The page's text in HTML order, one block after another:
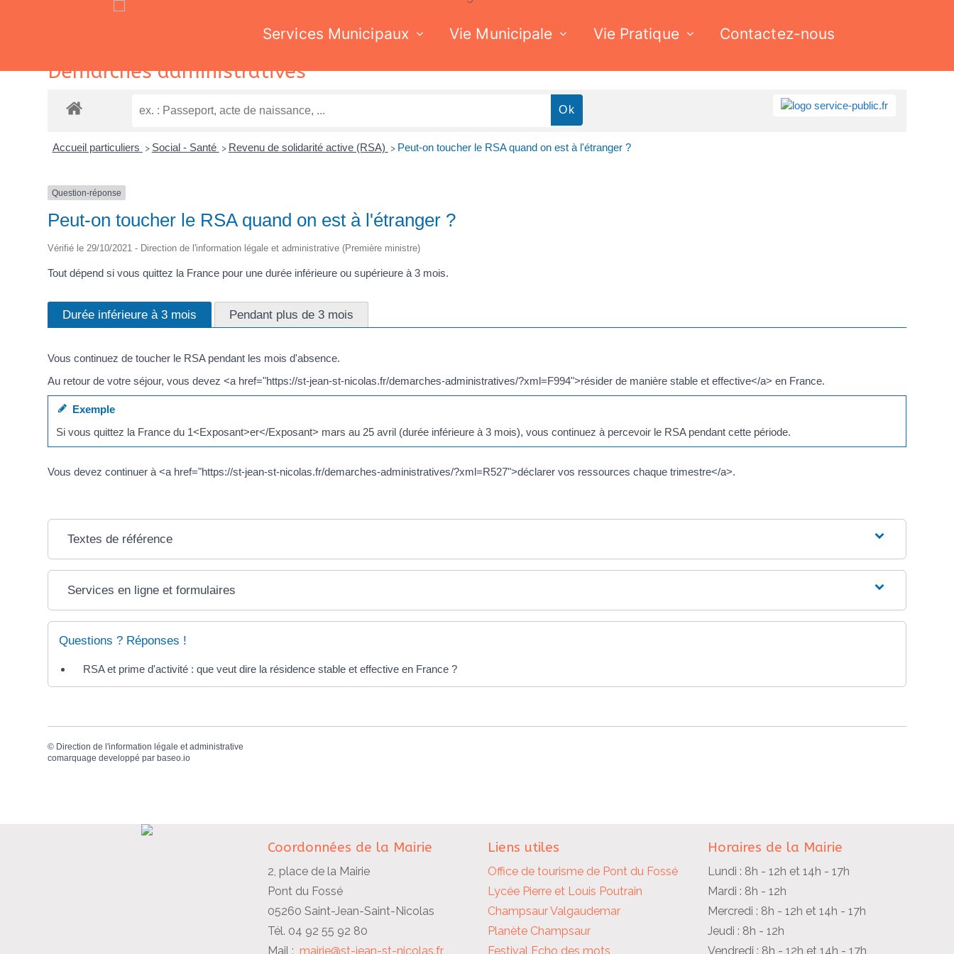
Services Municipaux Vie Municipale Vie Pratique Contactez-nous
Démarches administratives
Accueil particuliers > Social - Santé > Revenu de solidarité active (RSA) > Peut-on toucher le RSA quand on est à l'étranger ?
Question-réponse
Peut-on toucher le RSA quand on est à l'étranger ?
Vérifié le 29/10/2021 - Direction de l'information légale et administrative (Première ministre)
Tout dépend si vous quittez la France pour une durée inférieure ou supérieure à 3 mois.
Durée inférieure à 3 mois Pendant plus de 3 mois
Vous continuez de toucher le RSA pendant les mois d'absence.
Au retour de votre séjour, vous devez <a href="https://st-jean-st-nicolas.fr/demarches-administratives/?xml=F994">résider de manière stable et effective</a> en France.
Exemple
Si vous quittez la France du 1<Exposant>er</Exposant> mars au 25 avril (durée inférieure à 3 mois), vous continuez à percevoir le RSA pendant cette période.
Vous devez continuer à <a href="https://st-jean-st-nicolas.fr/demarches-administratives/?xml=R527">déclarer vos ressources chaque trimestre</a>.
Textes de référence
Services en ligne et formulaires
Questions ? Réponses !
RSA et prime d'activité : que veut dire la résidence stable et effective en France ?
© Direction de l'information légale et administrative
comarquage developpé par baseo.io
Coordonnées de la Mairie
2, place de la Mairie
Pont du Fossé
05260 Saint-Jean-Saint-Nicolas
Tél. 04 92 55 92 80
Mail :mairie@st-jean-st-nicolas.fr
Liens utiles
Office de tourisme de Pont du Fossé
Lycée Pierre et Louis Poutrain
Champsaur Valgaudemar
Planète Champsaur
Festival Echo des mots
Horaires de la Mairie
Lundi : 8h - 12h et 14h - 17h
Mardi : 8h - 12h
Mercredi : 8h - 12h et 14h - 17h
Jeudi : 8h - 12h
Vendredi : 8h - 12h et 14h - 17h